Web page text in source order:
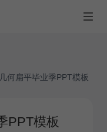
何扁平毕业季PPT模板
PPT模板